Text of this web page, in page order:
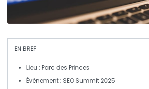
EN BREF
Lieu : Parc des Princes
Événement : SEO Summit 2025